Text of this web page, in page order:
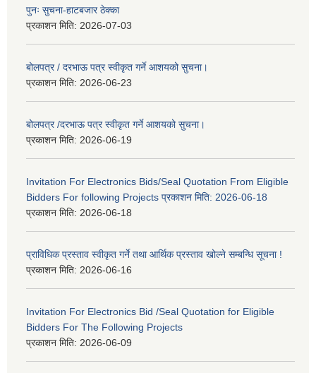
पुनः सुचना-हाटबजार ठेक्का
प्रकाशन मिति: 2026-07-03
बोलपत्र / दरभाऊ पत्र स्वीकृत गर्ने आशयको सुचना।
प्रकाशन मिति: 2026-06-23
बोलपत्र /दरभाऊ पत्र स्वीकृत गर्ने आशयको सुचना।
प्रकाशन मिति: 2026-06-19
Invitation For Electronics Bids/Seal Quotation From Eligible
Bidders For following Projects प्रकाशन मिति: 2026-06-18
प्रकाशन मिति: 2026-06-18
प्राविधिक प्रस्ताव स्वीकृत गर्ने तथा आर्थिक प्रस्ताव खोल्ने सम्बन्धि सूचना !
प्रकाशन मिति: 2026-06-16
Invitation For Electronics Bid /Seal Quotation for Eligible
Bidders For The Following Projects
प्रकाशन मिति: 2026-06-09